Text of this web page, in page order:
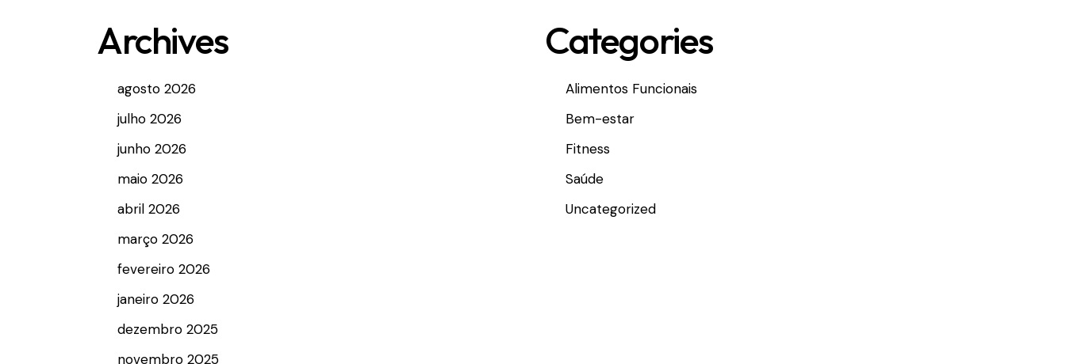
Archives
agosto 2026
julho 2026
junho 2026
maio 2026
abril 2026
março 2026
fevereiro 2026
janeiro 2026
dezembro 2025
novembro 2025
Categories
Alimentos Funcionais
Bem-estar
Fitness
Saúde
Uncategorized